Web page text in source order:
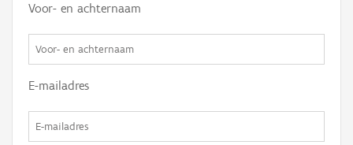
Voor- en achternaam
E-mailadres